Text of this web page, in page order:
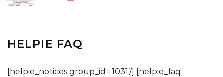
HELPIE FAQ
[helpie_notices group_id=’1031’/] [helpie_faq